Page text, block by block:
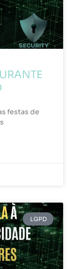
festas de
LGPD